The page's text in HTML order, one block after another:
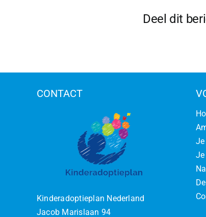
Deel dit
CONTACT
Kinderadoptieplan Nederland
Jacob Marislaan 94